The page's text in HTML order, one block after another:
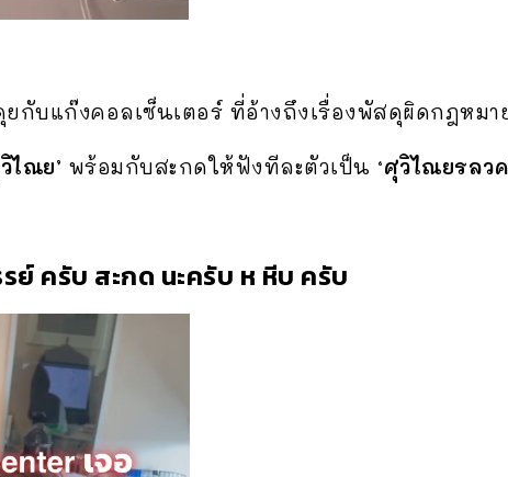
กับแก๊งคอลเซ็นเตอร์ ที่อ้างถึงเรื่องพัสดุผิดกฎหมา
ไณย’ พร้อมกับสะกดให้ฟังทีละตัวเป็น ‘ศุวิไณยรลวค
ย์ ครับ สะกด นะครับ ห หีบ ครับ